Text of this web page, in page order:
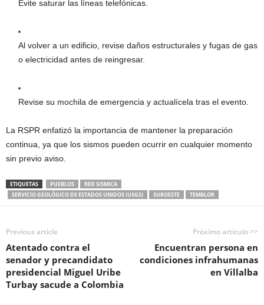
Evite saturar las líneas telefónicas.
Al volver a un edificio, revise daños estructurales y fugas de gas
o electricidad antes de reingresar.
Revise su mochila de emergencia y actualícela tras el evento.
La RSPR enfatizó la importancia de mantener la preparación
continua, ya que los sismos pueden ocurrir en cualquier momento
sin previo aviso.
ETIQUETAS PUEBLOS
RED SISMICA
SERVICIO GEOLÓGICO DE ESTADOS UNIDOS (USGS)
SUROESTE TEMBLOR
Previous article
Atentado contra el
senador y precandidato
presidencial Miguel Uribe
Turbay sacude a Colombia
Próximo artículo >>
Encuentran persona en
condiciones infrahumanas
en Villalba